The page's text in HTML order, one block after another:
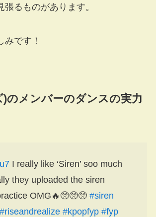
るものがあります。
みです！
)のメンバーのダンスの実力
I really like ‘Siren’ soo much
they uploaded the siren
OMG🔥🥺🥺🥺 #siren
#riseandrealize #kpopfyp #fyp